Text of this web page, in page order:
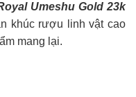
Umeshu Gold 23k
khúc rượu linh vật cao
mang lại.